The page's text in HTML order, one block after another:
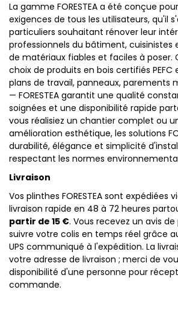
La gamme FORESTEA a été conçue
exigences de tous les utilisateurs, qu'il
particuliers souhaitant rénover leur
professionnels du bâtiment, cuisinistes
de matériaux fiables et faciles à poser.
choix de produits en bois certifiés PEFC
plans de travail, panneaux, parements
— FORESTEA garantit une qualité
soignées et une disponibilité rapide
vous réalisiez un chantier complet ou
amélioration esthétique, les solutions
durabilité, élégance et simplicité
respectant les normes
Livraison
Vos plinthes FORESTEA sont expédiées
livraison rapide en 48 à 72 heures
partir de 15 €. Vous recevez un avis
suivre votre colis en temps réel grâce
UPS communiqué à l'expédition. La
votre adresse de livraison ; merci de
disponibilité d'une personne pour
commande.